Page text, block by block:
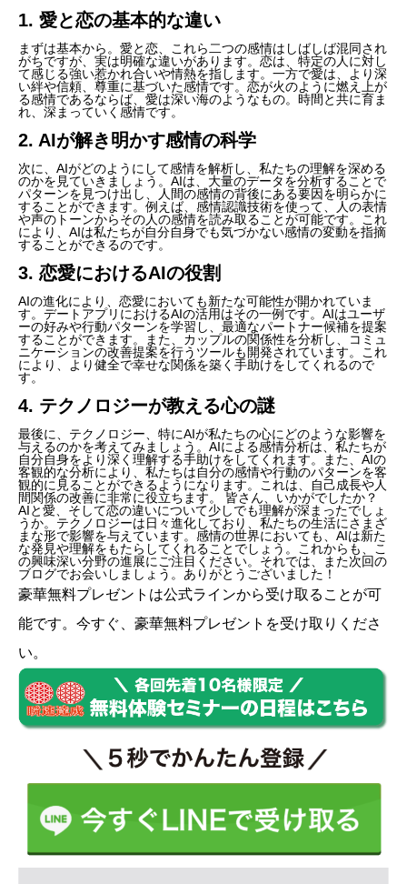
1. 愛と恋の基本的な違い
まずは基本から。愛と恋、これら二つの感情はしばしば混同され
がちですが、実は明確な違いがあります。恋は、特定の人に対し
て感じる強い惹かれ合いや情熱を指します。一方で愛は、より深
い絆や信頼、尊重に基づいた感情です。恋が火のように燃え上が
る感情であるならば、愛は深い海のようなもの。時間と共に育ま
れ、深まっていく感情です。
2. AIが解き明かす感情の科学
次に、AIがどのようにして感情を解析し、私たちの理解を深める
のかを見ていきましょう。AIは、大量のデータを分析することで
パターンを見つけ出し、人間の感情の背後にある要因を明らかに
することができます。例えば、感情認識技術を使って、人の表情
や声のトーンからその人の感情を読み取ることが可能です。これ
により、AIは私たちが自分自身でも気づかない感情の変動を指摘
することができるのです。
3. 恋愛におけるAIの役割
AIの進化により、恋愛においても新たな可能性が開かれていま
す。デートアプリにおけるAIの活用はその一例です。AIはユーザ
ーの好みや行動パターンを学習し、最適なパートナー候補を提案
することができます。また、カップルの関係性を分析し、コミュ
ニケーションの改善提案を行うツールも開発されています。これ
により、より健全で幸せな関係を築く手助けをしてくれるので
す。
4. テクノロジーが教える心の謎
最後に、テクノロジー、特にAIが私たちの心にどのような影響を
与えるのかを考えてみましょう。AIによる感情分析は、私たちが
自分自身をより深く理解する手助けをしてくれます。また、AIの
客観的な分析により、私たちは自分の感情や行動のパターンを客
観的に見ることができるようになります。これは、自己成長や人
間関係の改善に非常に役立ちます。 皆さん、いかがでしたか？
AIと愛、そして恋の違いについて少しでも理解が深まったでしょ
うか。テクノロジーは日々進化しており、私たちの生活にさまざ
まな形で影響を与えています。感情の世界においても、AIは新た
な発見や理解をもたらしてくれることでしょう。これからも、こ
の興味深い分野の進展にご注目ください。それでは、また次回の
ブログでお会いしましょう。ありがとうございました！
豪華無料プレゼントは公式ラインから受け取ることが可
能です。今すぐ、豪華無料プレゼントを受け取りくださ
い。